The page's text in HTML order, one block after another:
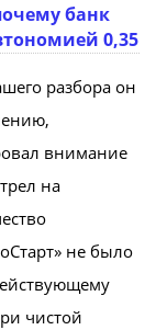
банк
0,35
разбора он
внимание
на
не было
чистой